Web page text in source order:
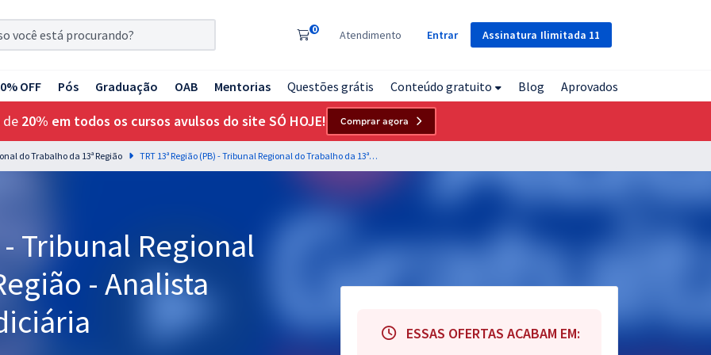
Assinatura Ilimitada 11
0 Atendimento Entrar
OFF Pós Graduação OAB Mentorias Questões grátis Conteúdo gratuito Blog Aprovados
de 20% em todos os cursos avulsos do site SÓ HOJE! Comprar agora
do Trabalho da 13ª Região TRT 13ª Região (PB) - Tribunal Regional do Trabalho da 13ª Região - Analista Judiciário - Área Judiciária
- Tribunal Regional
- Analista
ESSAS OFERTAS ACABAM EM: